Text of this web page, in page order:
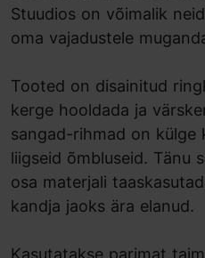
Stuudios on võimalik
oma vajadustele
Tooted on disainitud
kerge hooldada ja
sangad-rihmad on külge
liigseid õmbluseid. Tänu
osa materjali
kandja jaoks ära elanud.
Kasutatakse parimat